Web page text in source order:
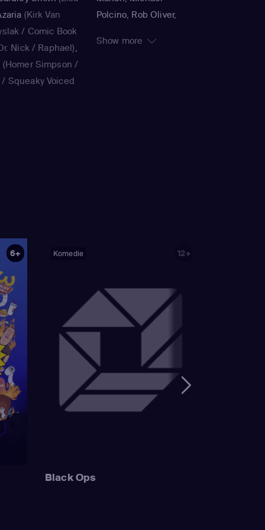
(Kirk Van
/ Comic Book
Nick / Raphael),
(Homer Simpson /
Squeaky Voiced
voice)
Nancy Cartwright
Hank Azaria
/ Clancy
/
Simpson /
Mel /
Quimby)
Simpson / Patty
/ Ralph
/ Comic
Polcino, Rob Oliver,
Show more
6+ Komedie 12+
Black Ops